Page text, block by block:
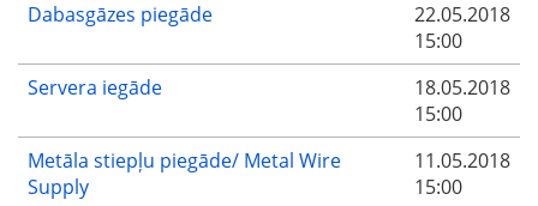
Dabasgāzes piegāde
22.05.2018
15:00
Servera iegāde
18.05.2018
15:00
Metāla stiepļu piegāde/ Metal Wire
Supply
11.05.2018
15:00